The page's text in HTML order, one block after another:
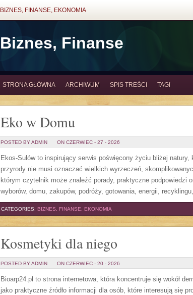
BIZNES, FINANSE, EKONOMIA
Biznes, Finanse
STRONA GŁÓWNA ARCHIWUM SPIS TREŚCI TAGI
Eko w Domu
POSTED BY ADMIN ON CZERWIEC - 27 - 2026
Ekos-Sułów to inspirujący serwis poświęcony życiu bliżej
przyrody nie musi oznaczać wielkich wyrzeczeń,
którym czytelnik może znaleźć porady, praktyczne podpowiedzi
wyborów, domu, zakupów, podróży, gotowania, energii,
CATEGORIES: BIZNES, FINANSE, EKONOMIA
Kosmetyki dla niego
POSTED BY ADMIN ON CZERWIEC - 20 - 2026
Bioarp24.pl to strona internetowa, która koncentruje się wokół
jako praktyczne źródło informacji dla osób, które interesują się